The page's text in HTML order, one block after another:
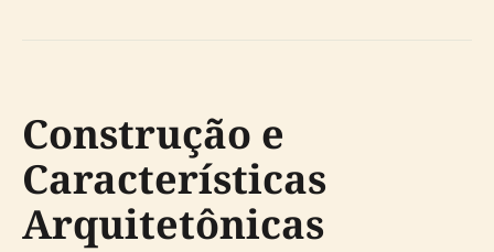
Construção e
Características
Arquitetônicas